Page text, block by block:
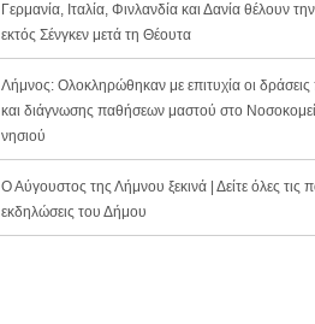
Γερμανία, Ιταλία, Φινλανδία και Δανία θέλουν
εκτός Σένγκεν μετά τη Θέουτα
Λήμνος: Ολοκληρώθηκαν με επιτυχία οι
και διάγνωσης παθήσεων μαστού στο
νησιού
Ο Αύγουστος της Λήμνου ξεκινά | Δείτε όλες τις
εκδηλώσεις του Δήμου